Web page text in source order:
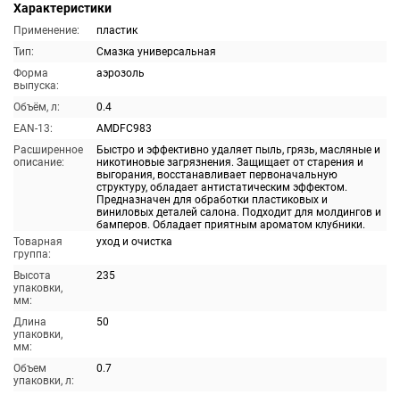
Характеристики
Применение:
пластик
Тип:
Смазка универсальная
Форма
выпуска:
аэрозоль
Объём, л:
0.4
EAN-13:
AMDFC983
Расширенное
описание:
Быстро и эффективно удаляет пыль, грязь, масляные и
никотиновые загрязнения. Защищает от старения и
выгорания, восстанавливает первоначальную
структуру, обладает антистатическим эффектом.
Предназначен для обработки пластиковых и
виниловых деталей салона. Подходит для молдингов и
бамперов. Обладает приятным ароматом клубники.
Товарная
группа:
уход и очистка
Высота
упаковки,
мм:
235
Длина
упаковки,
мм:
50
Объем
упаковки, л:
0.7